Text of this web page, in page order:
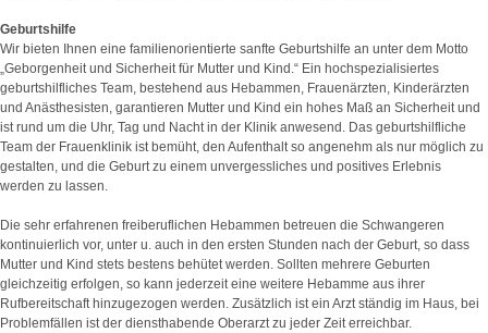
Geburtshilfe
Wir bieten Ihnen eine familienorientierte sanfte Geburtshilfe an unter dem Motto
„Geborgenheit und Sicherheit für Mutter und Kind.“ Ein hochspezialisiertes
geburtshilfliches Team, bestehend aus Hebammen, Frauenärzten, Kinderärzten
und Anästhesisten, garantieren Mutter und Kind ein hohes Maß an Sicherheit und
ist rund um die Uhr, Tag und Nacht in der Klinik anwesend. Das geburtshilfliche
Team der Frauenklinik ist bemüht, den Aufenthalt so angenehm als nur möglich zu
gestalten, und die Geburt zu einem unvergessliches und positives Erlebnis
werden zu lassen.
Die sehr erfahrenen freiberuflichen Hebammen betreuen die Schwangeren
kontinuierlich vor, unter u. auch in den ersten Stunden nach der Geburt, so dass
Mutter und Kind stets bestens behütet werden. Sollten mehrere Geburten
gleichzeitig erfolgen, so kann jederzeit eine weitere Hebamme aus ihrer
Rufbereitschaft hinzugezogen werden. Zusätzlich ist ein Arzt ständig im Haus, bei
Problemfällen ist der diensthabende Oberarzt zu jeder Zeit erreichbar.